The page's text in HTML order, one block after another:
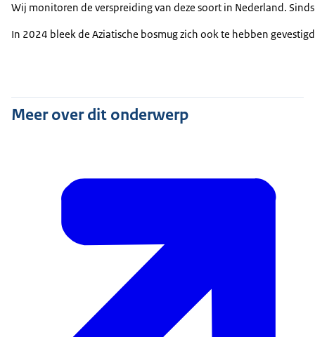
Wij monitoren de verspreiding van deze soort in Nederland.
In 2024 bleek de Aziatische bosmug zich ook te hebben
Meer over dit onderwerp